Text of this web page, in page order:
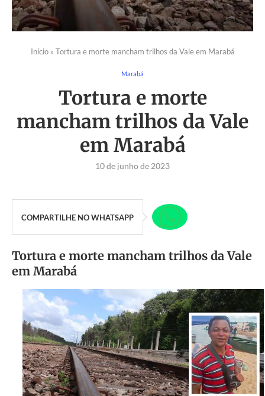
Início» Tortura e morte mancham trilhos da Vale em Marabá
Marabá
Tortura e morte
mancham trilhos da Vale
em Marabá
10 de junho de 2023
COMPARTILHE NO WHATSAPP
Tortura e morte mancham trilhos da Vale
em Marabá